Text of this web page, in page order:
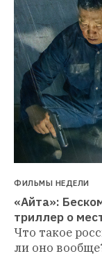
ФИЛЬМЫ НЕДЕЛИ
«Айта»:
триллер о
Что такое
ли оно